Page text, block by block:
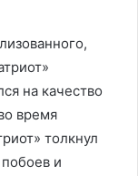
на качество
время
толкнул
и